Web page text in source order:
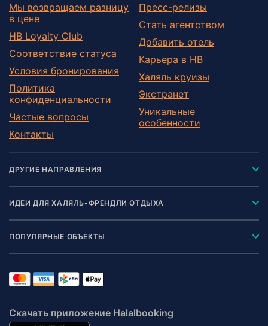
Мы возвращаем разницу
в цене
HB Loyalty Club
Соответствие статуса
Условия бронирования
Политика
конфиденциальности
Частые вопросы
Контакты
Пресс-релизы
Стать агентством
Добавить отель
Карьера в HB
Халяль круизы
Экстранет
Уникальные
особенности
ДРУГИЕ НАПРАВЛЕНИЯ
ИДЕИ ДЛЯ ХАЛЯЛЬ-ФРЕНДЛИ ОТДЫХА
ПОПУЛЯРНЫЕ ОБЪЕКТЫ
Скачать приложение Halalbooking